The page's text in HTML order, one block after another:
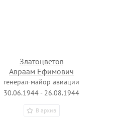
Златоцветов
Авраам Ефимович
генерал-майор авиации
30.06.1944 - 26.08.1944
В архив